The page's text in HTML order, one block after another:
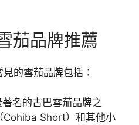
茄品牌推薦
的雪茄品牌包括：
著名的古巴雪茄品牌之
Cohiba Short）和其他小